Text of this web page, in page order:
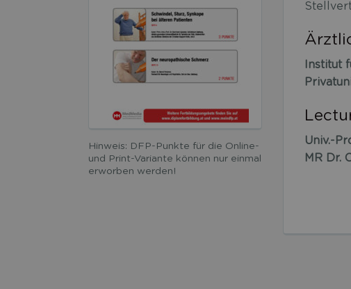
Hinweis: DFP-Punkte für die Online-
und Print-Variante können nur einmal
erworben werden!
Institut
Univ.-
MR Dr.